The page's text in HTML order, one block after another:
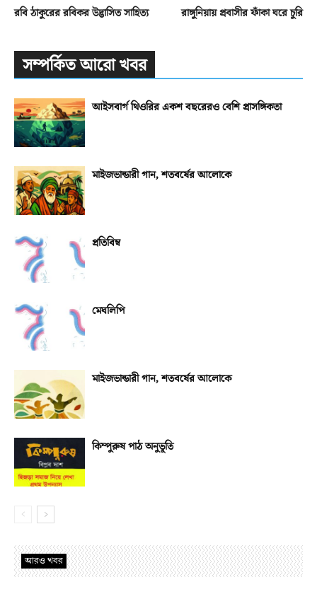
রবি ঠাকুরের রবিকর উদ্ভাসিত সাহিত্য
রাঙ্গুনিয়ায় প্রবাসীর ফাঁকা ঘরে চুরি
সম্পর্কিত আরো খবর
আইসবার্গ থিওরির একশ বছরেরও বেশি প্রাসঙ্গিকতা
মাইজভান্ডারী গান, শতবর্ষের আলোকে
প্রতিবিম্ব
মেঘলিপি
মাইজভান্ডারী গান, শতবর্ষের আলোকে
কিম্পুরুষ পাঠ অনুভূতি
আরও খবর